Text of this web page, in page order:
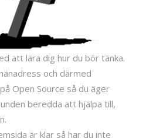
att lära dig hur du bör tänka.
och därmed
Open Source så du äger
beredda att hjälpa till,
är klar så har du inte